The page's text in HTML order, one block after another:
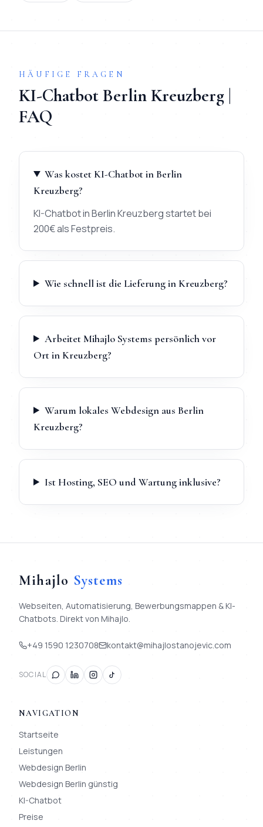
HÄUFIGE FRAGEN
KI-ChatbotBerlinKreuzberg |
FAQ
Was kostet KI-Chatbot in Berlin
Kreuzberg?
KI-Chatbot in Berlin Kreuzberg startet bei
200€ als Festpreis.
Wie schnell ist die Lieferung in Kreuzberg?
Arbeitet Mihajlo Systems persönlich vor
Ort in Kreuzberg?
Warum lokales Webdesign aus Berlin
Kreuzberg?
Ist Hosting, SEO und Wartung inklusive?
Mihajlo Systems
Webseiten, Automatisierung, Bewerbungsmappen & KI-
Chatbots. Direkt von Mihajlo.
+49 1590 1230708 kontakt@mihajlostanojevic.com
SOCIAL
NAVIGATION
Startseite
Leistungen
Webdesign Berlin
Webdesign Berlin günstig
KI-Chatbot
Preise